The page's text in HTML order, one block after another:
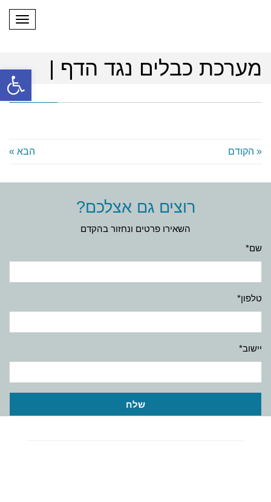
מערכת כבלים נגד הדף |
« הקודם הבא »
רוצים גם אצלכם?
השאירו פרטים ונחזור בהקדם
שם*
טלפון*
יישוב*